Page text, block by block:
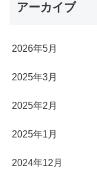
アーカイブ
2026年5月
2025年3月
2025年2月
2025年1月
2024年12月